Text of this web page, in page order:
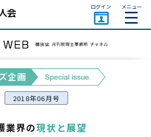
ログイン メニュー
2018年06月号
業界の現状と展望